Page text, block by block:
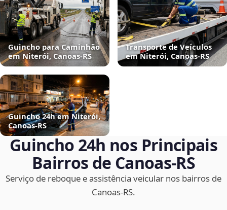
Guincho para Caminhão
em Niterói, Canoas‑RS
Transporte de Veículos
em Niterói, Canoas‑RS
Guincho 24h em Niterói,
Canoas‑RS
Guincho 24h nos Principais
Bairros de Canoas‑RS
Serviço de reboque e assistência veicular nos bairros de
Canoas‑RS.